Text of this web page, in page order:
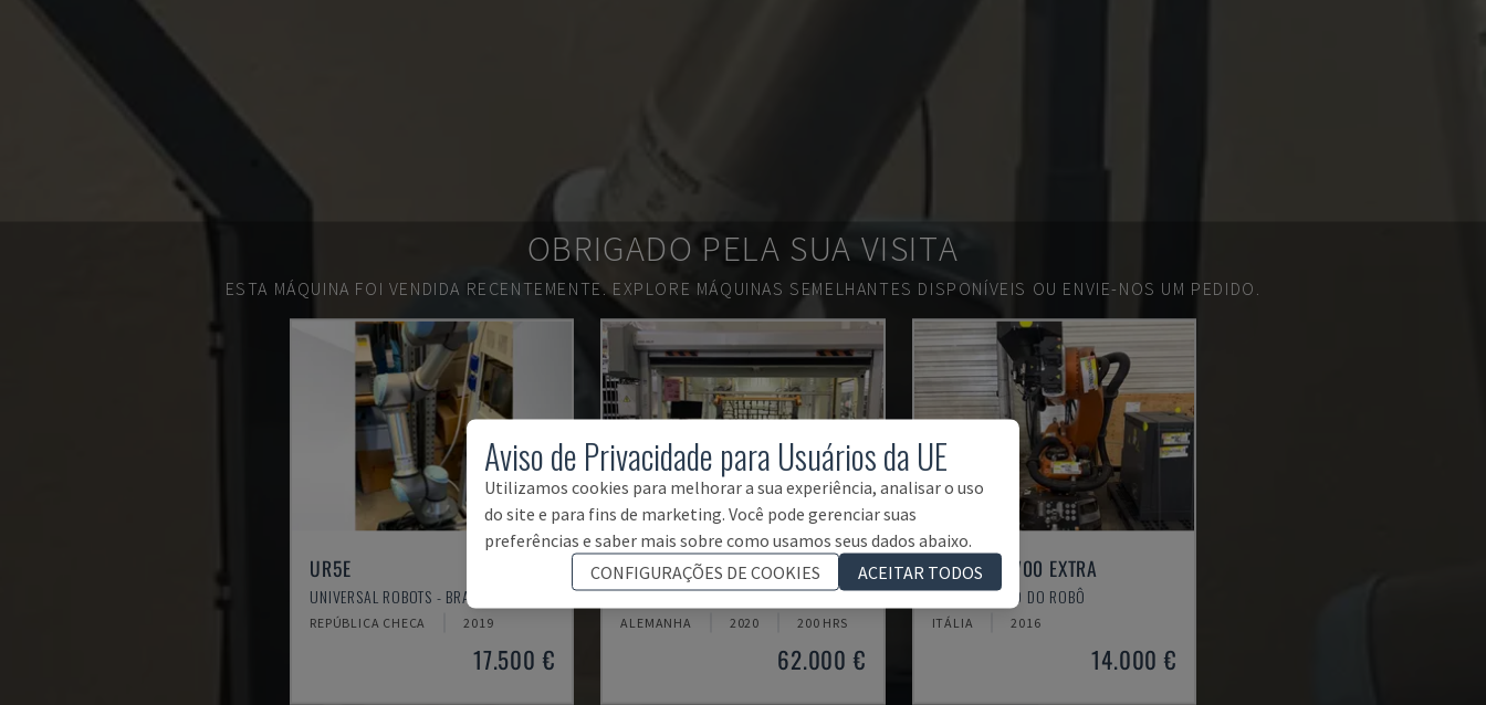
OBRIGADO PELA SUA VISITA
ESTA MÁQUINA FOI VENDIDA RECENTEMENTE. EXPLORE MÁQUINAS SEMELHANTES DISPONÍVEIS OU ENVIE-NOS UM PEDIDO.
UR5E
UNIVERSAL ROBOTS - BRAÇO DO ROBÔ
REPÚBLICA CHECA 2019
17.500 €
AUDI TSV D5 TÜR
CHANGO - BRAÇO DO ROBÔ
ALEMANHA 2020 200 HRS
62.000 €
KR 210 R2700 EXTRA
KUKA - BRAÇO DO ROBÔ
ITÁLIA 2016
14.000 €
Aviso de Privacidade para Usuários da UE
Utilizamos cookies para melhorar a sua experiência, analisar o uso
do site e para fins de marketing. Você pode gerenciar suas
preferências e saber mais sobre como usamos seus dados abaixo.
CONFIGURAÇÕES DE COOKIES
ACEITAR TODOS